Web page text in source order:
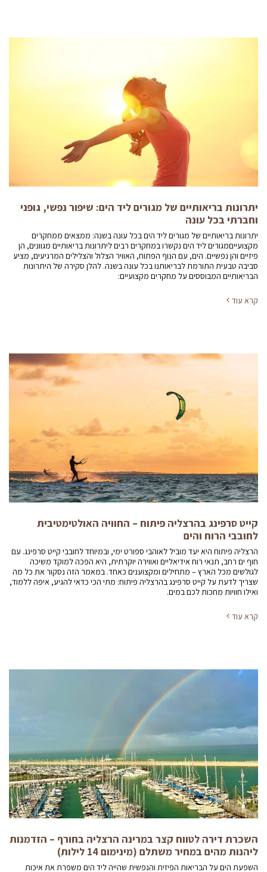
יתרונות בריאותיים של מגורים ליד הים: שיפור נפשי, גופני
וחברתי בכל עונה
יתרונות בריאותיים של מגורים ליד הים בכל עונה בשנה: ממצאים ממחקרים
מקצועייםמגורים ליד הים נקשרו במחקרים רבים ליתרונות בריאותיים מגוונים, הן
פיזיים והן נפשיים. הים, עם הנוף הפתוח, האוויר הצלול והצלילים המרגיעים, מציע
סביבה טבעית התורמת לבריאותנו בכל עונה בשנה. להלן סקירה של היתרונות
הבריאותיים המבוססים על מחקרים מקצועיים:
קרא עוד
קייט סרפינג בהרצליה פיתוח – החוויה האולטימטיבית
לחובבי הרוח והים
הרצליה פיתוח היא יעד מוביל לאוהבי ספורט ימי, ובמיוחד לחובבי קייט סרפינג. עם
חוף ים רחב, תנאי רוח אידיאליים ואווירה יוקרתית, היא הפכה למוקד משיכה
לגולשים מכל הארץ – מתחילים ומקצוענים כאחד. במאמר הזה נסקור את כל מה
שצריך לדעת על קייט סרפינג בהרצליה פיתוח: מתי הכי כדאי להגיע, איפה ללמוד,
ואילו חוויות מחכות לכם במים.
קרא עוד
השכרת דירה לטווח קצר במרינה הרצליה בחורף – הזדמנות
ליהנות מהים במחיר משתלם (מינימום 14 לילות)
השפעת הים על הבריאות הפיזית והנפשית שהייה ליד הים משפרת את איכות